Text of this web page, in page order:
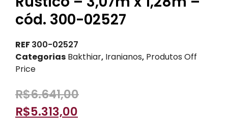
cód. 300-02527
REF300-02527
Categorias Bakthiar, Iranianos, Produtos Off
Price
R$6.641,00
R$5.313,00